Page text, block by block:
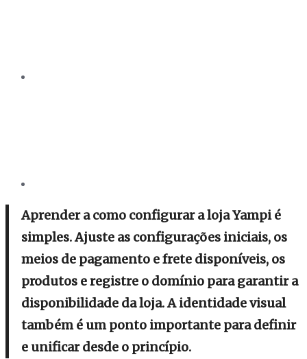
Aprender a como configurar a loja Yampi é
simples. Ajuste as configurações iniciais, os
meios de pagamento e frete disponíveis, os
produtos e registre o domínio para garantir a
disponibilidade da loja. A identidade visual
também é um ponto importante para definir
e unificar desde o princípio.